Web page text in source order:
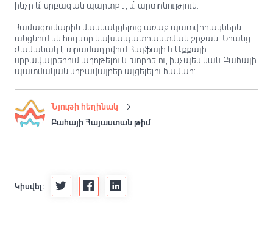
ինչը և՛ սրբազան պարտք է, և՛ արտոնություն:
Համագումարին մասնակցելուց առաջ պատվիրակներն
անցնում են հոգևոր նախապատրաստման շրջան: Նրանց
ժամանակ է տրամադրվում Հայֆայի և Աքքայի
սրբավայրերում աղոթելու և խորհելու, ինչպես նաև Բահայի
պատմական սրբավայրեր այցելելու համար:
Նյութի հեղինակ
Բահայի Հայաստան թիմ
Կիսվել: